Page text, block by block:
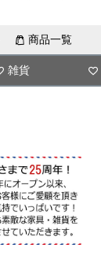
商品一覧
雑貨